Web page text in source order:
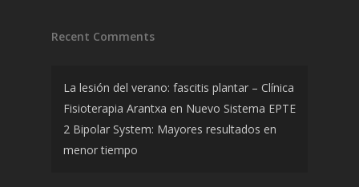
Recent Comments
La lesión del verano: fascitis plantar – Clínica
Fisioterapia Arantxa en Nuevo Sistema EPTE
2 Bipolar System: Mayores resultados en
menor tiempo